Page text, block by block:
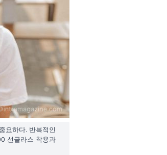
요하다. 반복적인
선글라스 착용과